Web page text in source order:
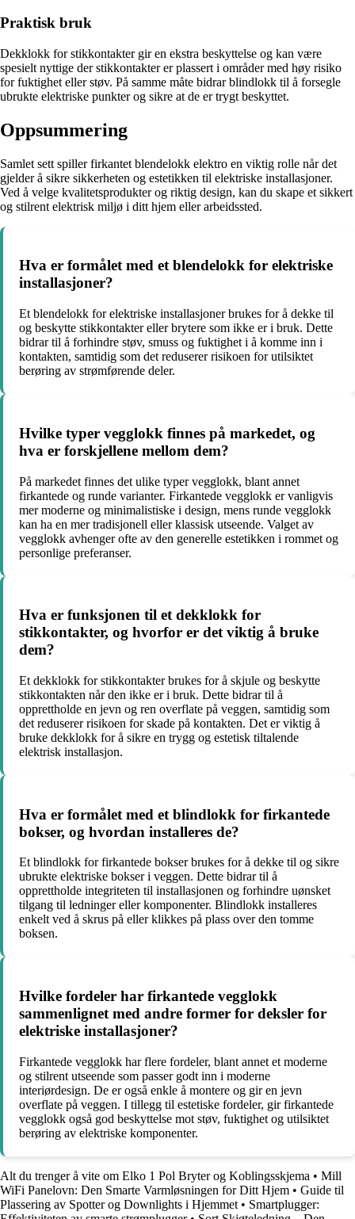
Praktisk bruk
Dekklokk for stikkontakter gir en ekstra beskyttelse og kan være
spesielt nyttige der stikkontakter er plassert i områder med høy risiko
for fuktighet eller støv. På samme måte bidrar blindlokk til å forsegle
ubrukte elektriske punkter og sikre at de er trygt beskyttet.
Oppsummering
Samlet sett spiller firkantet blendelokk elektro en viktig rolle når det
gjelder å sikre sikkerheten og estetikken til elektriske installasjoner.
Ved å velge kvalitetsprodukter og riktig design, kan du skape et sikkert
og stilrent elektrisk miljø i ditt hjem eller arbeidssted.
Hva er formålet med et blendelokk for elektriske
installasjoner?
Et blendelokk for elektriske installasjoner brukes for å dekke til
og beskytte stikkontakter eller brytere som ikke er i bruk. Dette
bidrar til å forhindre støv, smuss og fuktighet i å komme inn i
kontakten, samtidig som det reduserer risikoen for utilsiktet
berøring av strømførende deler.
Hvilke typer vegglokk finnes på markedet, og
hva er forskjellene mellom dem?
På markedet finnes det ulike typer vegglokk, blant annet
firkantede og runde varianter. Firkantede vegglokk er vanligvis
mer moderne og minimalistiske i design, mens runde vegglokk
kan ha en mer tradisjonell eller klassisk utseende. Valget av
vegglokk avhenger ofte av den generelle estetikken i rommet og
personlige preferanser.
Hva er funksjonen til et dekklokk for
stikkontakter, og hvorfor er det viktig å bruke
dem?
Et dekklokk for stikkontakter brukes for å skjule og beskytte
stikkontakten når den ikke er i bruk. Dette bidrar til å
opprettholde en jevn og ren overflate på veggen, samtidig som
det reduserer risikoen for skade på kontakten. Det er viktig å
bruke dekklokk for å sikre en trygg og estetisk tiltalende
elektrisk installasjon.
Hva er formålet med et blindlokk for firkantede
bokser, og hvordan installeres de?
Et blindlokk for firkantede bokser brukes for å dekke til og sikre
ubrukte elektriske bokser i veggen. Dette bidrar til å
opprettholde integriteten til installasjonen og forhindre uønsket
tilgang til ledninger eller komponenter. Blindlokk installeres
enkelt ved å skrus på eller klikkes på plass over den tomme
boksen.
Hvilke fordeler har firkantede vegglokk
sammenlignet med andre former for deksler for
elektriske installasjoner?
Firkantede vegglokk har flere fordeler, blant annet et moderne
og stilrent utseende som passer godt inn i moderne
interiørdesign. De er også enkle å montere og gir en jevn
overflate på veggen. I tillegg til estetiske fordeler, gir firkantede
vegglokk også god beskyttelse mot støv, fuktighet og utilsiktet
berøring av elektriske komponenter.
Alt du trenger å vite om Elko 1 Pol Bryter og Koblingsskjema • Mill
WiFi Panelovn: Den Smarte Varmløsningen for Ditt Hjem • Guide til
Plassering av Spotter og Downlights i Hjemmet • Smartplugger: